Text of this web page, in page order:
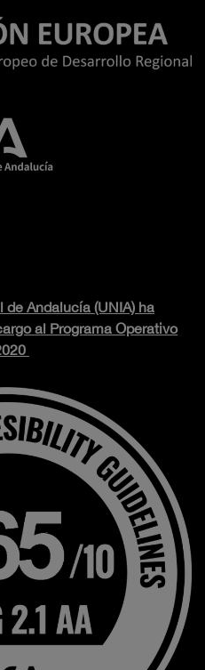
Andalucía (UNIA) ha
al Programa Operativo